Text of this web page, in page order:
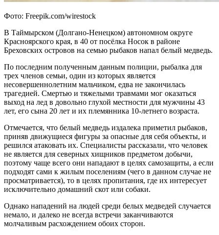
Фото: Freepik.com/wirestock
В Таймырском (Долгано-Ненецком) автономном округе
Красноярского края, в 40 от посёлка Носок в районе
Бреховских островов на семью рыбаков напал белый медведь.
По последним полученным данным полиции, рыбалка для
трех членов семьи, один из которых является
несовершеннолетним мальчиком, едва не закончилась
трагедией. Смертью и тяжелыми травмами мог оказаться
выход на лед в довольно глухой местности для мужчины 43
лет, его сына 20 лет и их племянника 10-летнего возраста.
Отмечается, что белый медведь издалека приметил рыбаков,
приняв движущиеся фигуры за опасные для себя объекты, и
решился атаковать их. Специалисты рассказали, что человек
не является для северных хищников предметом добычи,
поэтому чаще всего они нападают в целях самозащиты, а если
подходят сами к жилым поселениям (чего в данном случае не
просматривается), то в целях пропитания, где их интересует
исключительно домашний скот или собаки.
Однако нападений на людей среди белых медведей случается
немало, и далеко не всегда встречи заканчиваются
молчаливым расхождением обоих сторон.